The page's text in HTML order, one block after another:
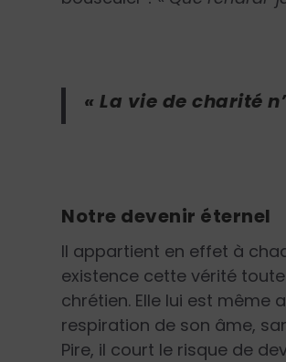
« La vie de charité
Notre devenir éternel
Il appartient en effet à
existence cette vérité
chrétien. Elle lui est même
respiration de son âme,
Pire, il court le risque de